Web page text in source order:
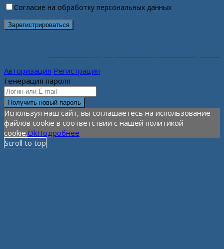
Согласие на обработку персональных данных
Авторизация Регистрация
Генерация пароля
Используя наш сайт, вы соглашаетесь на использование
файлов cookie в соответствии с нашей политикой
cookie.OkПодробнее
Scroll to top